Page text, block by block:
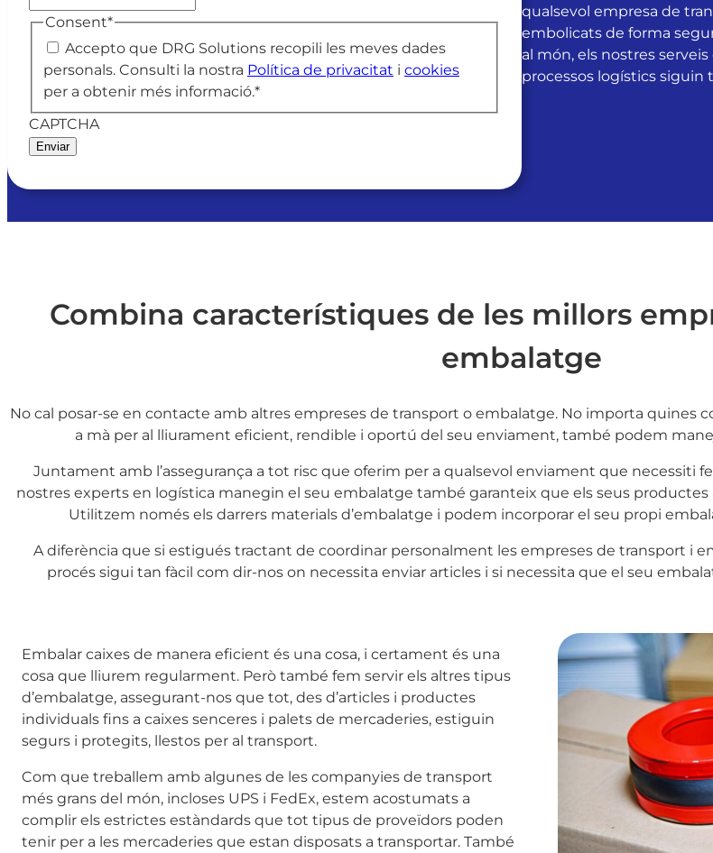
Consent*
Accepto que DRG Solutions recopili les meves dades
personals. Consulti la nostra Política de privacitat i cookies
per a obtenir més informació.*
CAPTCHA
qualsevol empresa de
embolicats de forma
al món, els nostres
processos logístics siguin
Combina característiques de les millors
embalatge
No cal posar-se en contacte amb altres empreses de transport o embalatge. No importa quines
a mà per al lliurament eficient, rendible i oportú del seu enviament, també podem
Juntament amb l’assegurança a tot risc que oferim per a qualsevol enviament que necessiti
nostres experts en logística manegin el seu embalatge també garanteix que els seus
Utilitzem només els darrers materials d’embalatge i podem incorporar el seu propi
A diferència que si estigués tractant de coordinar personalment les empreses de transport i
procés sigui tan fàcil com dir-nos on necessita enviar articles i si necessita que el seu
Embalar caixes de manera eficient és una cosa, i certament és una
cosa que lliurem regularment. Però també fem servir els altres tipus
d’embalatge, assegurant-nos que tot, des d’articles i productes
individuals fins a caixes senceres i palets de mercaderies, estiguin
segurs i protegits, llestos per al transport.
Com que treballem amb algunes de les companyies de transport
més grans del món, incloses UPS i FedEx, estem acostumats a
complir els estrictes estàndards que tot tipus de proveïdors poden
tenir per a les mercaderies que estan disposats a transportar. També